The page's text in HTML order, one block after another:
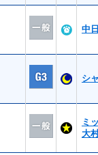
中
シ
ミ
大